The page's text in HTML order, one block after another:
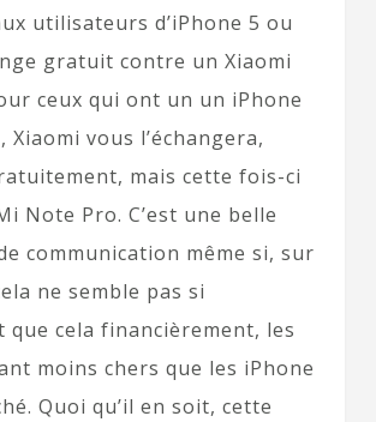
utilisateurs d’iPhone 5 ou
gratuit contre un Xiaomi
ceux qui ont un un iPhone
Xiaomi vous l’échangera,
mais cette fois-ci
Note Pro. C’est une belle
communication même si, sur
ne semble pas si
que cela financièrement, les
moins chers que les iPhone
Quoi qu’il en soit, cette